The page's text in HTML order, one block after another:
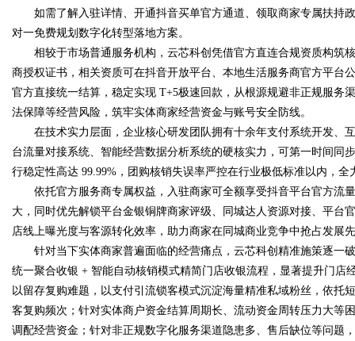
如需了解入驻详情、开通抖音买单官方通道、领取商家专属扶持政
对一免费规划数字化转型落地方案。
相较于市场普通服务机构，云芯科创凭借官方直连合规资质构筑
商授权证书，相关资质可在抖音开放平台、本地生活服务商官方平台
官方直接统一结算，稳定实现 T+5极速回款，从根源规避非正规服务
法保障等经营风险，筑牢实体商家经营资金与账号安全防线。
在技术实力层面，企业核心研发团队拥有十余年支付系统开发、
台流量对接系统、智能经营数据分析系统的硬核实力，可第一时间同
行稳定性高达 99.99%，团购核销失误率严控在行业极低标准以内，
依托官方服务商专属权益，入驻商家可全额享受抖音平台官方流
大，同时优先解锁平台金银铜牌商家评级、同城达人资源对接、平台
店线上曝光度与客源转化效率，助力商家在同城商业竞争中抢占发展
针对当下实体商家普遍面临的经营痛点，云芯科创精准施策逐一
统一聚合收银 + 智能自动核销模式精简门店收银流程，显著提升门
以留存复购难题，以支付引流锁客模式沉淀海量精准私域粉丝，依托
客复购频次；针对实体商户资金结算周期长、流动资金周转压力大等
调配经营资金；针对非正规数字化服务渠道隐患多、售后缺位等问题